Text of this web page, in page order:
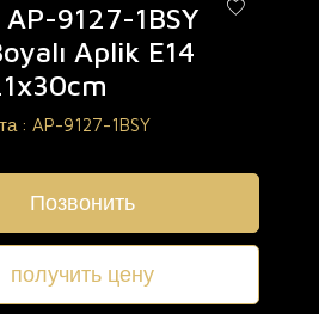
9127-1BSY
Aplik E14
: AP-9127-1BSY
Позвонить
получить цену